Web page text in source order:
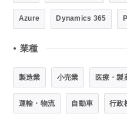
Azure Dynamics 365
● 業種
製造業 小売業 医療・製
運輸・物流 自動車 行政